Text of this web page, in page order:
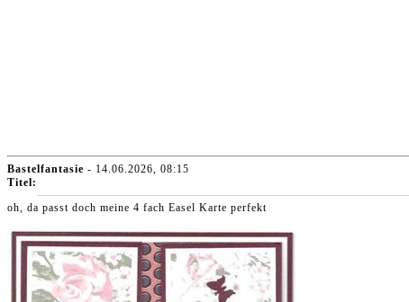
Bastelfantasie - 14.06.2026, 08:15
Titel:
oh, da passt doch meine 4 fach Easel Karte perfekt